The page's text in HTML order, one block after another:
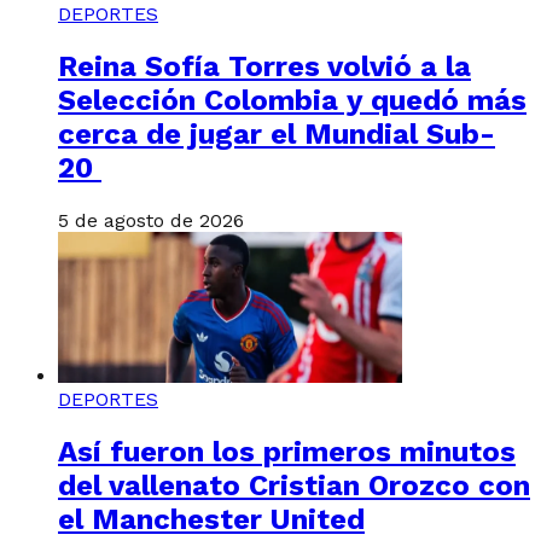
DEPORTES
Reina Sofía Torres volvió a la
Selección Colombia y quedó más
cerca de jugar el Mundial Sub-
20
5 de agosto de 2026
DEPORTES
Así fueron los primeros minutos
del vallenato Cristian Orozco con
el Manchester United